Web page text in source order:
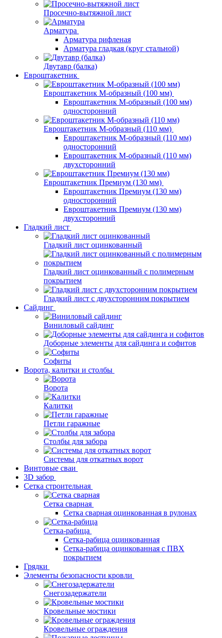
Просечно-вытяжной лист
Арматура
Арматура рифленая
Арматура гладкая (круг стальной)
Двутавр (балка)
Евроштакетник
Евроштакетник М-образный (100 мм)
Евроштакетник М-образный (100 мм)
односторонний
Евроштакетник М-образный (110 мм)
Евроштакетник М-образный (110 мм)
односторонний
Евроштакетник М-образный (110 мм)
двухсторонний
Евроштакетник Премиум (130 мм)
Евроштакетник Премиум (130 мм)
односторонний
Евроштакетник Премиум (130 мм)
двухсторонний
Гладкий лист
Гладкий лист оцинкованный
Гладкий лист оцинкованный с полимерным
покрытием
Гладкий лист с двухсторонним покрытием
Сайдинг
Виниловый сайдинг
Доборные элементы для сайдинга и софитов
Софиты
Ворота, калитки и столбы
Ворота
Калитки
Петли гаражные
Столбы для забора
Системы для откатных ворот
Винтовые сваи
3D забор
Сетка строительная
Сетка сварная
Сетка сварная оцинкованная в рулонах
Сетка-рабица
Сетка-рабица оцинкованная
Сетка-рабица оцинкованная с ПВХ
покрытием
Грядки
Элементы безопасности кровли
Снегозадержатели
Кровельные мостики
Кровельные ограждения